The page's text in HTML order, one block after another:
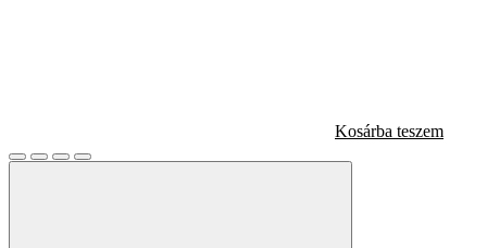
Kosárba teszem